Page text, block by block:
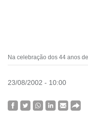
Na celebração dos 44 anos
23/08/2002 - 10:00